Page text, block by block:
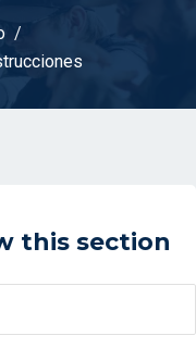
this section